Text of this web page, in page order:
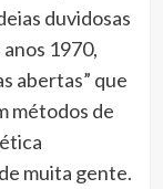
duvidosas
1970,
abertas” que
métodos de
muita gente.